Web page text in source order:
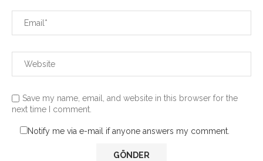
Save my name, email, and website in this browser for the
next time I comment.
Notify me via e-mail if anyone answers my comment.